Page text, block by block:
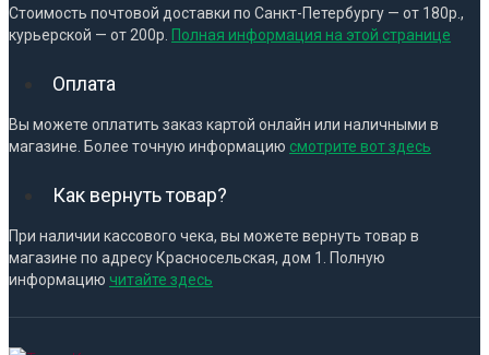
Стоимость почтовой доставки по Санкт-Петербургу — от 180р.,
курьерской — от 200р. Полная информация на этой странице
Оплата
Вы можете оплатить заказ картой онлайн или наличными в
магазине. Более точную информацию смотрите вот здесь
Как вернуть товар?
При наличии кассового чека, вы можете вернуть товар в
магазине по адресу Красносельская, дом 1. Полную
информацию читайте здесь